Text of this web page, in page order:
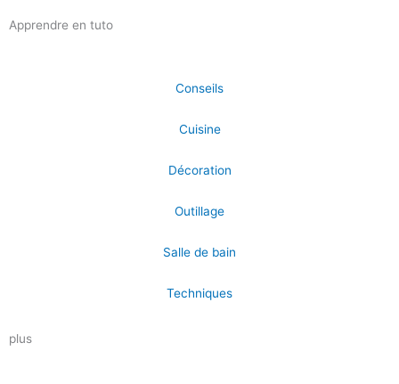
Apprendre en tuto
Conseils
Cuisine
Décoration
Outillage
Salle de bain
Techniques
plus